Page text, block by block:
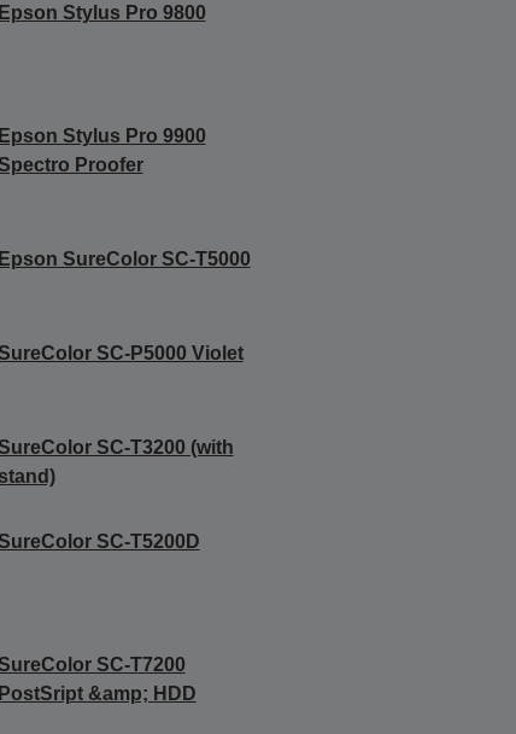
Epson Stylus Pro 9800
Epson Stylus Pro 9900
Proofer
Epson SureColor SC-T5000
SC-P5000 Violet
SC-T3200 (with
stand)
SC-T5200D
SC-T7200
PostSript &amp; HDD